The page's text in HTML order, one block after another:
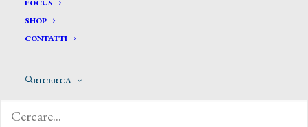
FOCUS
SHOP
CONTATTI
RICERCA